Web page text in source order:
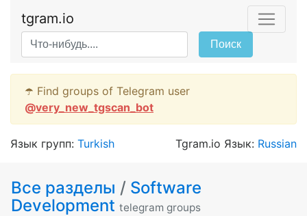
tgram.io
Поиск
☂️ Find groups of Telegram user
@very_new_tgscan_bot
Язык групп: Turkish Tgram.io Язык: Russian
Все разделы / Software
Development telegram groups